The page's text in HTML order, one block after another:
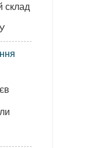
склад